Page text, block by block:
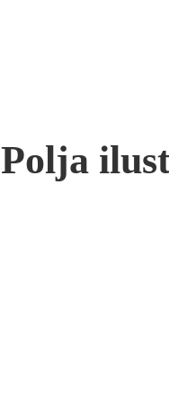
Polja